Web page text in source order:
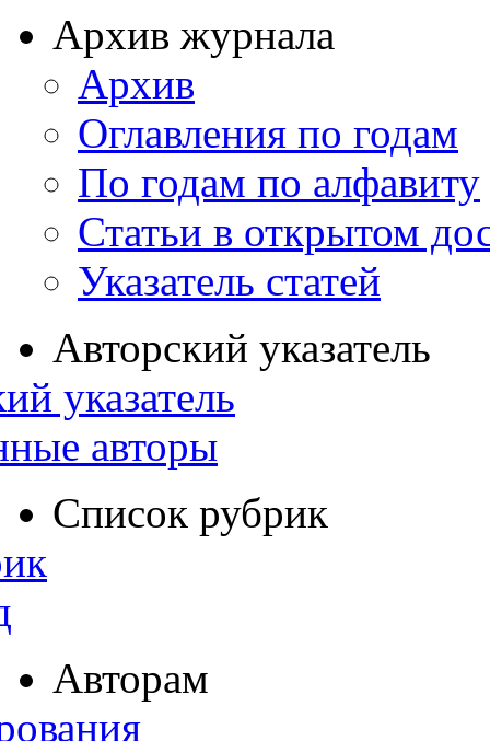
Архив журнала
Архив
Оглавления по годам
По годам по алфавиту
Статьи в открытом
Указатель статей
Авторский указатель
указатель
авторы
Список рубрик
Авторам